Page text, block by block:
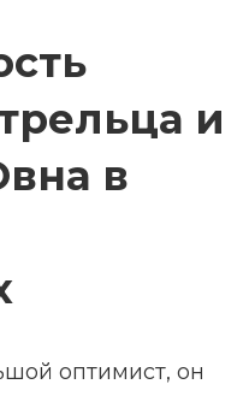
и
в
оптимист, он